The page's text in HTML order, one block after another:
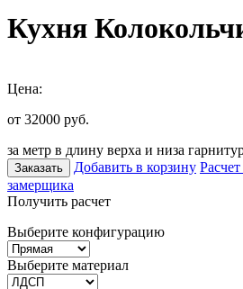
Кухня
Цена:
от 32000 руб.
за метр в длину верха и низа
Заказать Добавить в корзину
замерщика
Получить расчет
Выберите конфигурацию
Выберите материал